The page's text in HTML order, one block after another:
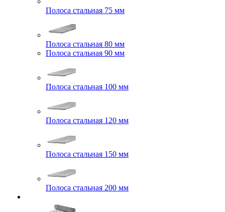
Полоса стальная 75 мм
Полоса стальная 80 мм
Полоса стальная 90 мм
Полоса стальная 100 мм
Полоса стальная 120 мм
Полоса стальная 150 мм
Полоса стальная 200 мм